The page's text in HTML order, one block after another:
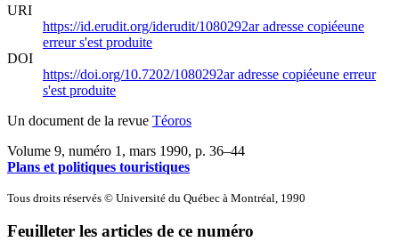
URI
https://id.erudit.org/iderudit/1080292aradresse copiéeune
erreur s'est produite
DOI
https://doi.org/10.7202/1080292aradresse copiéeune erreur
s'est produite
Un document de la revue Téoros
Volume 9, numéro 1, mars 1990, p. 36–44
Plans et politiques touristiques
Tous droits réservés © Université du Québec à Montréal, 1990
Feuilleter les articles de ce numéro